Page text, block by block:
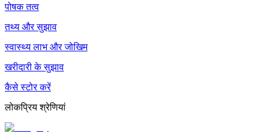
पोषक तत्व
तथ्य और सुझाव
स्वास्थ्य लाभ और जोखिम
खरीदारी के सुझाव
कैसे स्टोर करें
लोकप्रिय श्रेणियां